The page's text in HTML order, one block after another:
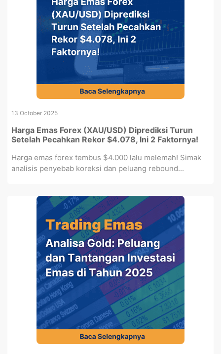
13 October 2025
Harga Emas Forex (XAU/USD) Diprediksi Turun
Setelah Pecahkan Rekor $4.078, Ini 2 Faktornya!
Harga emas forex tembus $4.000 lalu melemah! Simak
analisis penyebab koreksi dan peluang rebound...